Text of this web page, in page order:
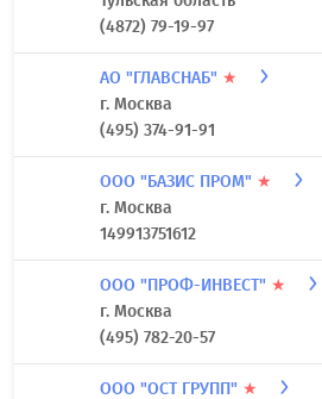
(4872) 79-19-97
АО "ГЛАВСНАБ" ★
г. Москва
(495) 374-91-91
ООО "БАЗИС ПРОМ" ★
г. Москва
149913751612
ООО "ПРОФ-ИНВЕСТ" ★
г. Москва
(495) 782-20-57
ООО "ОСТ ГРУПП" ★